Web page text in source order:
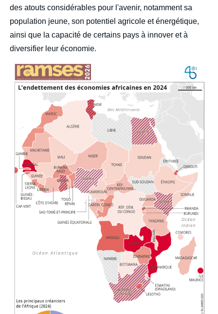
des atouts considérables pour l'avenir, notamment sa
population jeune, son potentiel agricole et énergétique,
ainsi que la capacité de certains pays à innover et à
diversifier leur économie.